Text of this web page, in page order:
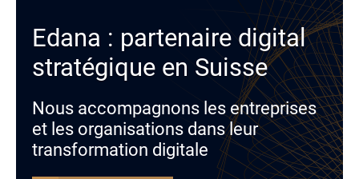
Edana : partenaire digital
stratégique en Suisse
Nous accompagnons les entreprises
et les organisations dans leur
transformation digitale